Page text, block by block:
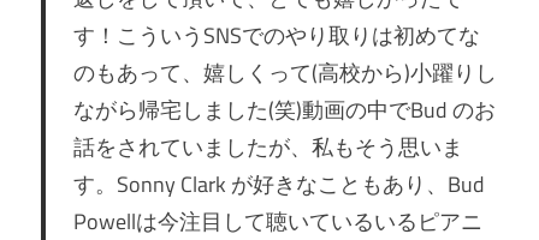
す！こういうSNSでのやり取りは初めてな
のもあって、嬉しくって(高校から)小躍りし
ながら帰宅しました(笑)動画の中でBud のお
話をされていましたが、私もそう思いま
す。Sonny Clark が好きなこともあり、Bud
Powellは今注目して聴いているいるピアニ